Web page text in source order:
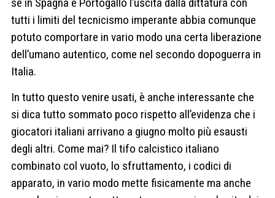
se in Spagna e Portogallo l’uscita dalla dittatura con
tutti i limiti del tecnicismo imperante abbia comunque
potuto comportare in vario modo una certa liberazione
dell’umano autentico, come nel secondo dopoguerra in
Italia.
In tutto questo venire usati, è anche interessante che
si dica tutto sommato poco rispetto all’evidenza che i
giocatori italiani arrivano a giugno molto più esausti
degli altri. Come mai? Il tifo calcistico italiano
combinato col vuoto, lo sfruttamento, i codici di
apparato, in vario modo mette fisicamente ma anche